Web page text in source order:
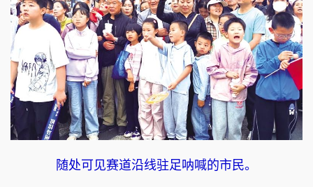
随处可见赛道沿线驻足呐喊的市民。